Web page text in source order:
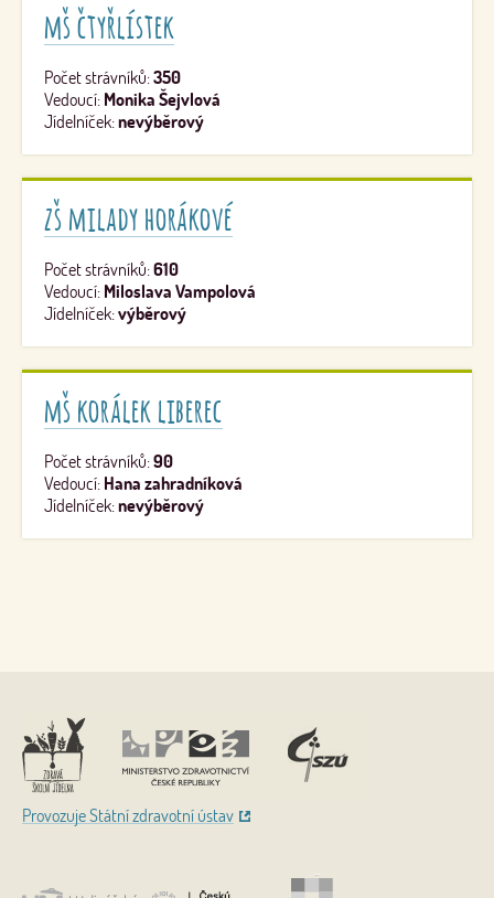
mš čtyřlístek
Počet strávníků:350
Vedoucí: Monika Šejvlová
Jídelníček:nevýběrový
zš milady horákové
Počet strávníků:610
Vedoucí: Miloslava Vampolová
Jídelníček:výběrový
mš korálek liberec
Počet strávníků:90
Vedoucí: Hana zahradníková
Jídelníček:nevýběrový
Provozuje Státní zdravotní ústav